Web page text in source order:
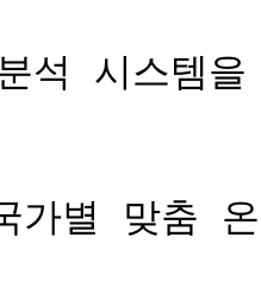
석 시스템
별 맞춤